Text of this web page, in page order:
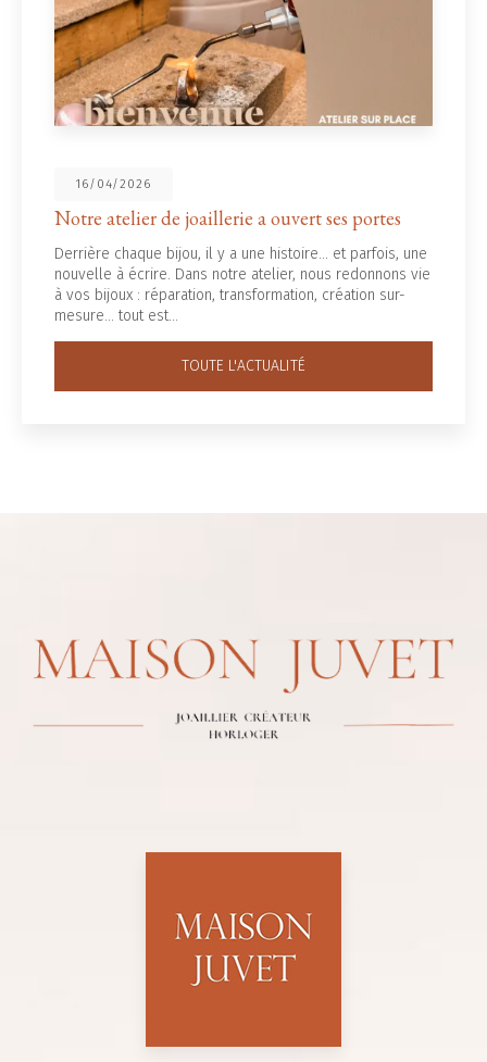
16/04/2026
Notre atelier de joaillerie a ouvert ses portes
Derrière chaque bijou, il y a une histoire... et parfois, une
nouvelle à écrire. Dans notre atelier, nous redonnons vie
à vos bijoux : réparation, transformation, création sur-
mesure… tout est…
TOUTE L'ACTUALITÉ